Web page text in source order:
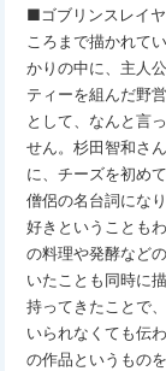
■ゴブリンスレイ
ころまで描かれて
かりの中に、主人
ティーを組んだ野
として、なんと言
せん。杉田智和さ
に、チーズを初め
僧侶の名台詞にな
好きということも
の料理や発酵など
いたことも同時に
持ってきたことで
いられなくても伝
の作品というもの